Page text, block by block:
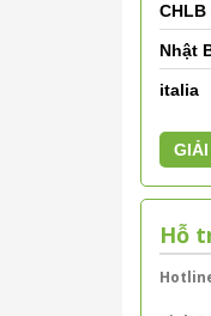
Nhật
italia
Hỗ